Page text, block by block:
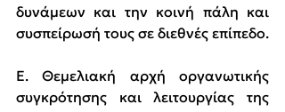
δυνάμεων και την κοινή πάλη και
συσπείρωσή τους σε διεθνές επίπεδο.
Ε. Θεμελιακή αρχή οργανωτικής